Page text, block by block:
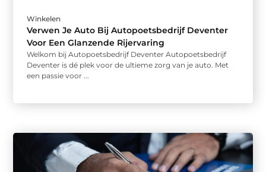
Winkelen
Verwen Je Auto Bij Autopoetsbedrijf Deventer
Voor Een Glanzende Rijervaring
Welkom bij Autopoetsbedrijf Deventer Autopoetsbedrijf
Deventer is dé plek voor de ultieme zorg van je auto. Met
een passie voor ...